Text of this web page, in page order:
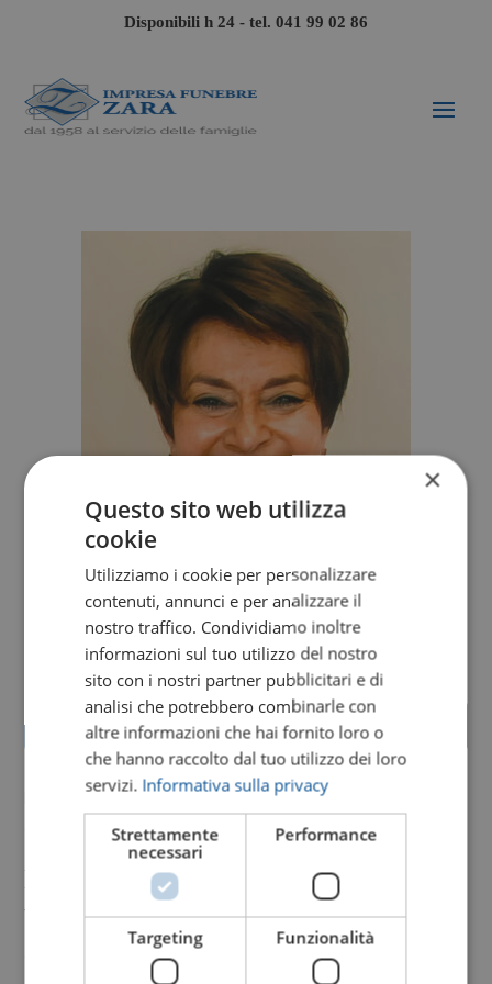
Disponibili h 24 - tel. 041 99 02 86
Invia un messaggio di cordoglio
Il 4 Luglio
è mancata all’affetto dei suoi cari
Nadia Bertini
ved. Favaretto
×
Questo sito web utilizza
cookie
Utilizziamo i cookie per personalizzare
contenuti, annunci e per analizzare il
nostro traffico. Condividiamo inoltre
informazioni sul tuo utilizzo del nostro
sito con i nostri partner pubblicitari e di
analisi che potrebbero combinarle con
altre informazioni che hai fornito loro o
che hanno raccolto dal tuo utilizzo dei loro
servizi. Informativa sulla privacy
Strettamente
necessari
Performance
Targeting Funzionalità